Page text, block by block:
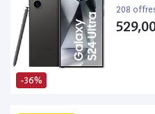
-36%
208